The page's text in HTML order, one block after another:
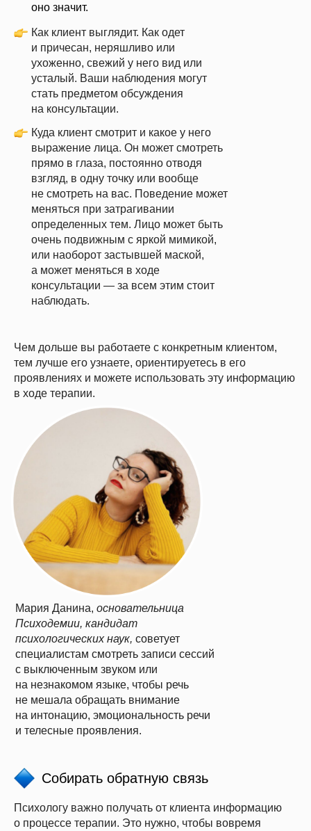
оно значит.
Как клиент выглядит. Как одет
и причесан, неряшливо или
ухоженно, свежий у него вид или
усталый. Ваши наблюдения могут
стать предметом обсуждения
на консультации.
Куда клиент смотрит и какое у него
выражение лица. Он может смотреть
прямо в глаза, постоянно отводя
взгляд, в одну точку или вообще
не смотреть на вас. Поведение может
меняться при затрагивании
определенных тем. Лицо может быть
очень подвижным с яркой мимикой,
или наоборот застывшей маской,
а может меняться в ходе
консультации — за всем этим стоит
наблюдать.
Чем дольше вы работаете с конкретным клиентом,
тем лучше его узнаете, ориентируетесь в его
проявлениях и можете использовать эту информацию
в ходе терапии.
Мария Данина, основательница
Психодемии, кандидат
психологических наук, советует
специалистам смотреть записи сессий
с выключенным звуком или
на незнакомом языке, чтобы речь
не мешала обращать внимание
на интонацию, эмоциональность речи
и телесные проявления.
Собирать обратную связь
Психологу важно получать от клиента информацию
о процессе терапии. Это нужно, чтобы вовремя